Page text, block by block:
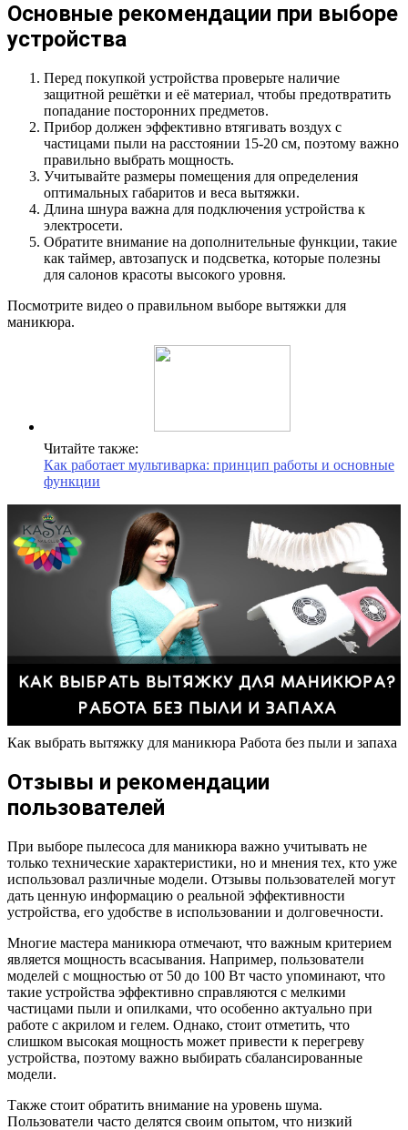
Основные рекомендации при выборе
устройства
Перед покупкой устройства проверьте наличие
защитной решётки и её материал, чтобы предотвратить
попадание посторонних предметов.
Прибор должен эффективно втягивать воздух с
частицами пыли на расстоянии 15-20 см, поэтому важно
правильно выбрать мощность.
Учитывайте размеры помещения для определения
оптимальных габаритов и веса вытяжки.
Длина шнура важна для подключения устройства к
электросети.
Обратите внимание на дополнительные функции, такие
как таймер, автозапуск и подсветка, которые полезны
для салонов красоты высокого уровня.
Посмотрите видео о правильном выборе вытяжки для
маникюра.
Читайте также:
Как работает мультиварка: принцип работы и основные
функции
Как выбрать вытяжку для маникюра Работа без пыли и запаха
Отзывы и рекомендации
пользователей
При выборе пылесоса для маникюра важно учитывать не
только технические характеристики, но и мнения тех, кто уже
использовал различные модели. Отзывы пользователей могут
дать ценную информацию о реальной эффективности
устройства, его удобстве в использовании и долговечности.
Многие мастера маникюра отмечают, что важным критерием
является мощность всасывания. Например, пользователи
моделей с мощностью от 50 до 100 Вт часто упоминают, что
такие устройства эффективно справляются с мелкими
частицами пыли и опилками, что особенно актуально при
работе с акрилом и гелем. Однако, стоит отметить, что
слишком высокая мощность может привести к перегреву
устройства, поэтому важно выбирать сбалансированные
модели.
Также стоит обратить внимание на уровень шума.
Пользователи часто делятся своим опытом, что низкий